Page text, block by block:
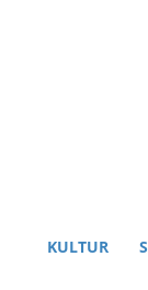
KULTUR